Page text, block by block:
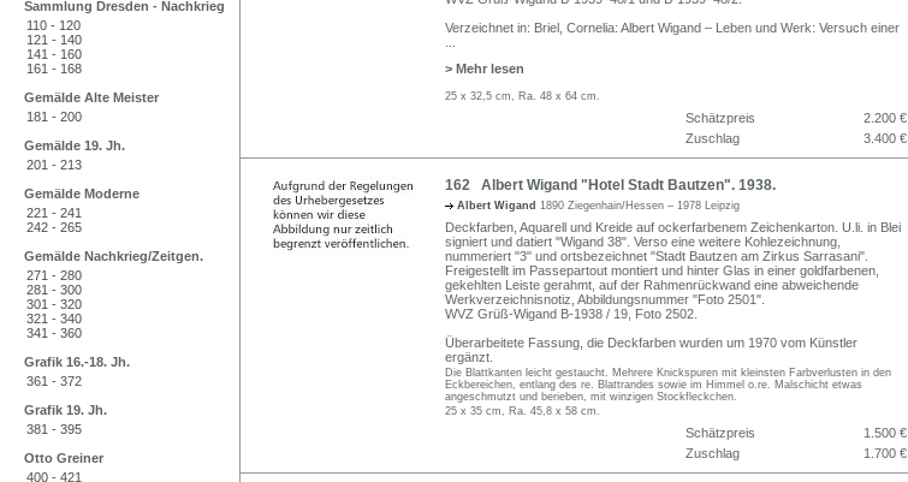
Sammlung Dresden - Nachkrieg
110 - 120
121 - 140
141 - 160
161 - 168
Gemälde Alte Meister
181 - 200
Gemälde 19. Jh.
201 - 213
Gemälde Moderne
221 - 241
242 - 265
Gemälde Nachkrieg/Zeitgen.
271 - 280
281 - 300
301 - 320
321 - 340
341 - 360
Grafik 16.-18. Jh.
361 - 372
Grafik 19. Jh.
381 - 395
Otto Greiner
400 - 421
Verzeichnet in: Briel, Cornelia: Albert Wigand – Leben und Werk: Versuch einer
> Mehr lesen
25 x 32,5 cm, Ra. 48 x 64 cm.
Schätzpreis
2.200 €
Zuschlag
3.400 €
162 Albert Wigand "Hotel Stadt Bautzen". 1938.
Albert Wigand 1890 Ziegenhain/Hessen – 1978 Leipzig
Deckfarben, Aquarell und Kreide auf ockerfarbenem Zeichenkarton. U.li. in Blei
signiert und datiert "Wigand 38". Verso eine weitere Kohlezeichnung,
nummeriert "3" und ortsbezeichnet "Stadt Bautzen am Zirkus Sarrasani".
Freigestellt im Passepartout montiert und hinter Glas in einer goldfarbenen,
gekehlten Leiste gerahmt, auf der Rahmenrückwand eine abweichende
Werkverzeichnisnotiz, Abbildungsnummer "Foto 2501".
WVZ Grüß-Wigand B-1938 / 19, Foto 2502.
Überarbeitete Fassung, die Deckfarben wurden um 1970 vom Künstler
ergänzt.
Die Blattkanten leicht gestaucht. Mehrere Knickspuren mit kleinsten Farbverlusten in den
Eckbereichen, entlang des re. Blattrandes sowie im Himmel o.re. Malschicht etwas
angeschmutzt und berieben, mit winzigen Stockfleckchen.
25 x 35 cm, Ra. 45,8 x 58 cm.
Schätzpreis
1.500 €
Zuschlag
1.700 €